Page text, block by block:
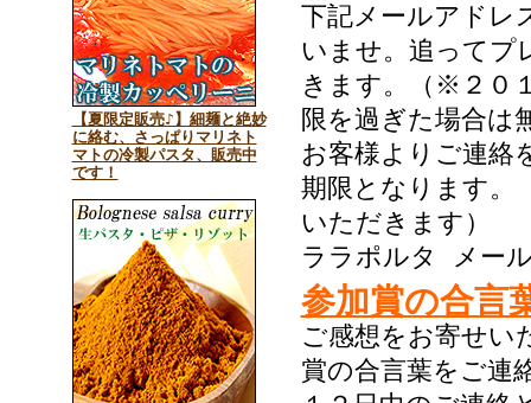
【夏限定販売♪】細麺と絶妙
に絡む、さっぱりマリネト
マトの冷製パスタ、販売中
です！
下記メールアドレ
いませ。追ってプ
きます。（※２０
限を過ぎた場合は
お客様よりご連絡
期限となります。
いただきます）
ララポルタ メー
参加賞の合言
ご感想をお寄せい
賞の合言葉をご連